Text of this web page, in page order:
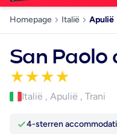
Homepage Italië Apulië
San Paolo
★★★★
Italië , Apulië , Trani
4-sterren